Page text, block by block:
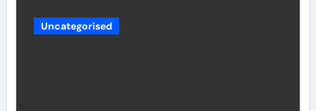
Uncategorised